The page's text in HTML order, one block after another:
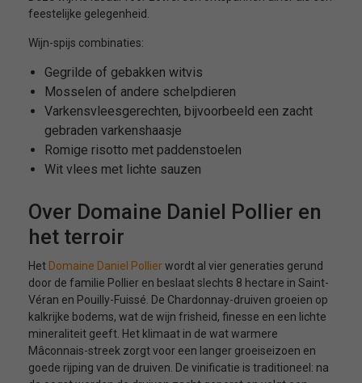
feestelijke gelegenheid.
Wijn-spijs combinaties:
Gegrilde of gebakken witvis
Mosselen of andere schelpdieren
Varkensvleesgerechten, bijvoorbeeld een zacht
gebraden varkenshaasje
Romige risotto met paddenstoelen
Wit vlees met lichte sauzen
Over Domaine Daniel Pollier en
het terroir
Het Domaine Daniel Pollierwordt al vier generaties gerund
door de familie Pollier en beslaat slechts 8 hectare in Saint-
Véran en Pouilly-Fuissé. De Chardonnay-druiven groeien op
kalkrijke bodems, wat de wijn frisheid, finesse en een lichte
mineraliteit geeft. Het klimaat in de wat warmere
Mâconnais-streek zorgt voor een langer groeiseizoen en
goede rijping van de druiven. De vinificatie is traditioneel: na